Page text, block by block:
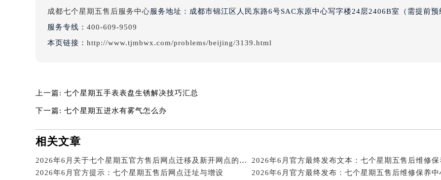
辽宁省丹东市振兴区七经街七个星期五售后服务中心（需提前预约）
辽宁省葫芦岛市连山区中央路七个星期五售后服务中心（需提前预约）
辽宁省盘锦市兴隆台区石油大街七个星期五售后服务中心（需提前预约）
辽宁省营口市站前区市府路与渤海大街交叉口七个星期五售后服务中心（需提前预约）
辽宁省沈阳市沈河区中街路137号亨得利名表维修授权店1楼七个星期五售后服务中心（需提前预约）
北京市朝阳区建国门外大街甲6号华熙国际中心D座11层1102室七个星期五售后服务中心（北京总部
北京市东城区东长安街1号王府井东方广场W3座6层602室七个星期五售后服务中心（需提前预约）
成都七个星期五售后服务中心服务地址：成都市锦江区人民东路6号SAC东原中心写字楼24层2406B室（需提前预
服务专线： 400-609-9509
本页链接： http://www.tjmbwx.com/problems/beijing/3139.html
上一篇: 七个星期五手表表盘生锈解决技巧汇总
下一篇: 七个星期五进水有雾气怎么办
相关文章
2026年6月关于七个星期五官方售后网点迁移及新开网点的通知
2026年6月官方提示：七个星期五售后网点迁址与增设